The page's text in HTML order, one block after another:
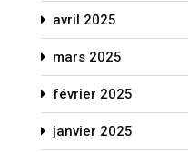
avril 2025
mars 2025
février 2025
janvier 2025